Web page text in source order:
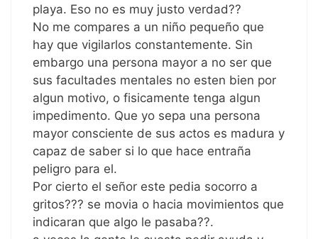
playa. Eso no es muy justo verdad??
No me compares a un niño pequeño que
hay que vigilarlos constantemente. Sin
embargo una persona mayor a no ser que
sus facultades mentales no esten bien por
algun motivo, o fisicamente tenga algun
impedimento. Que yo sepa una persona
mayor consciente de sus actos es madura y
capaz de saber si lo que hace entraña
peligro para el.
Por cierto el señor este pedia socorro a
gritos??? se movia o hacia movimientos que
indicaran que algo le pasaba??.